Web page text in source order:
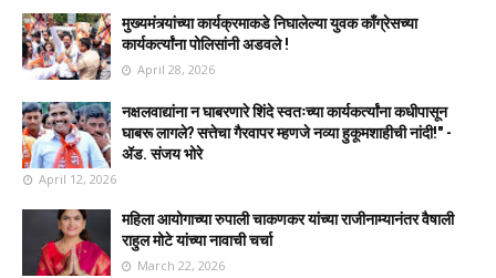
मुख्यमंत्र्यांच्या कार्यक्रमाकडे निघालेल्या युवक काँग्रेसच्या
कार्यकर्त्यांना पोलिसांनी अडवले !
April 28, 2026
नक्षलवाद्यांना न घाबरणारे शिंदे स्वतःच्या कार्यकर्त्यांना कधीपासून
घाबरू लागले? सत्तेचा गैरवापर म्हणजे नव्या हुकूमशाहीची नांदी!" -
ॲड. संजय भोरे
April 12, 2026
महिला आयोगाच्या रुपाली चाकणकर यांच्या राजीनाम्यानंतर वैषाली
राहुल मोटे यांच्या नावाची चर्चा
March 22, 2026